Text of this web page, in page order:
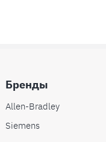
Бренды
Allen-Bradley
Siemens